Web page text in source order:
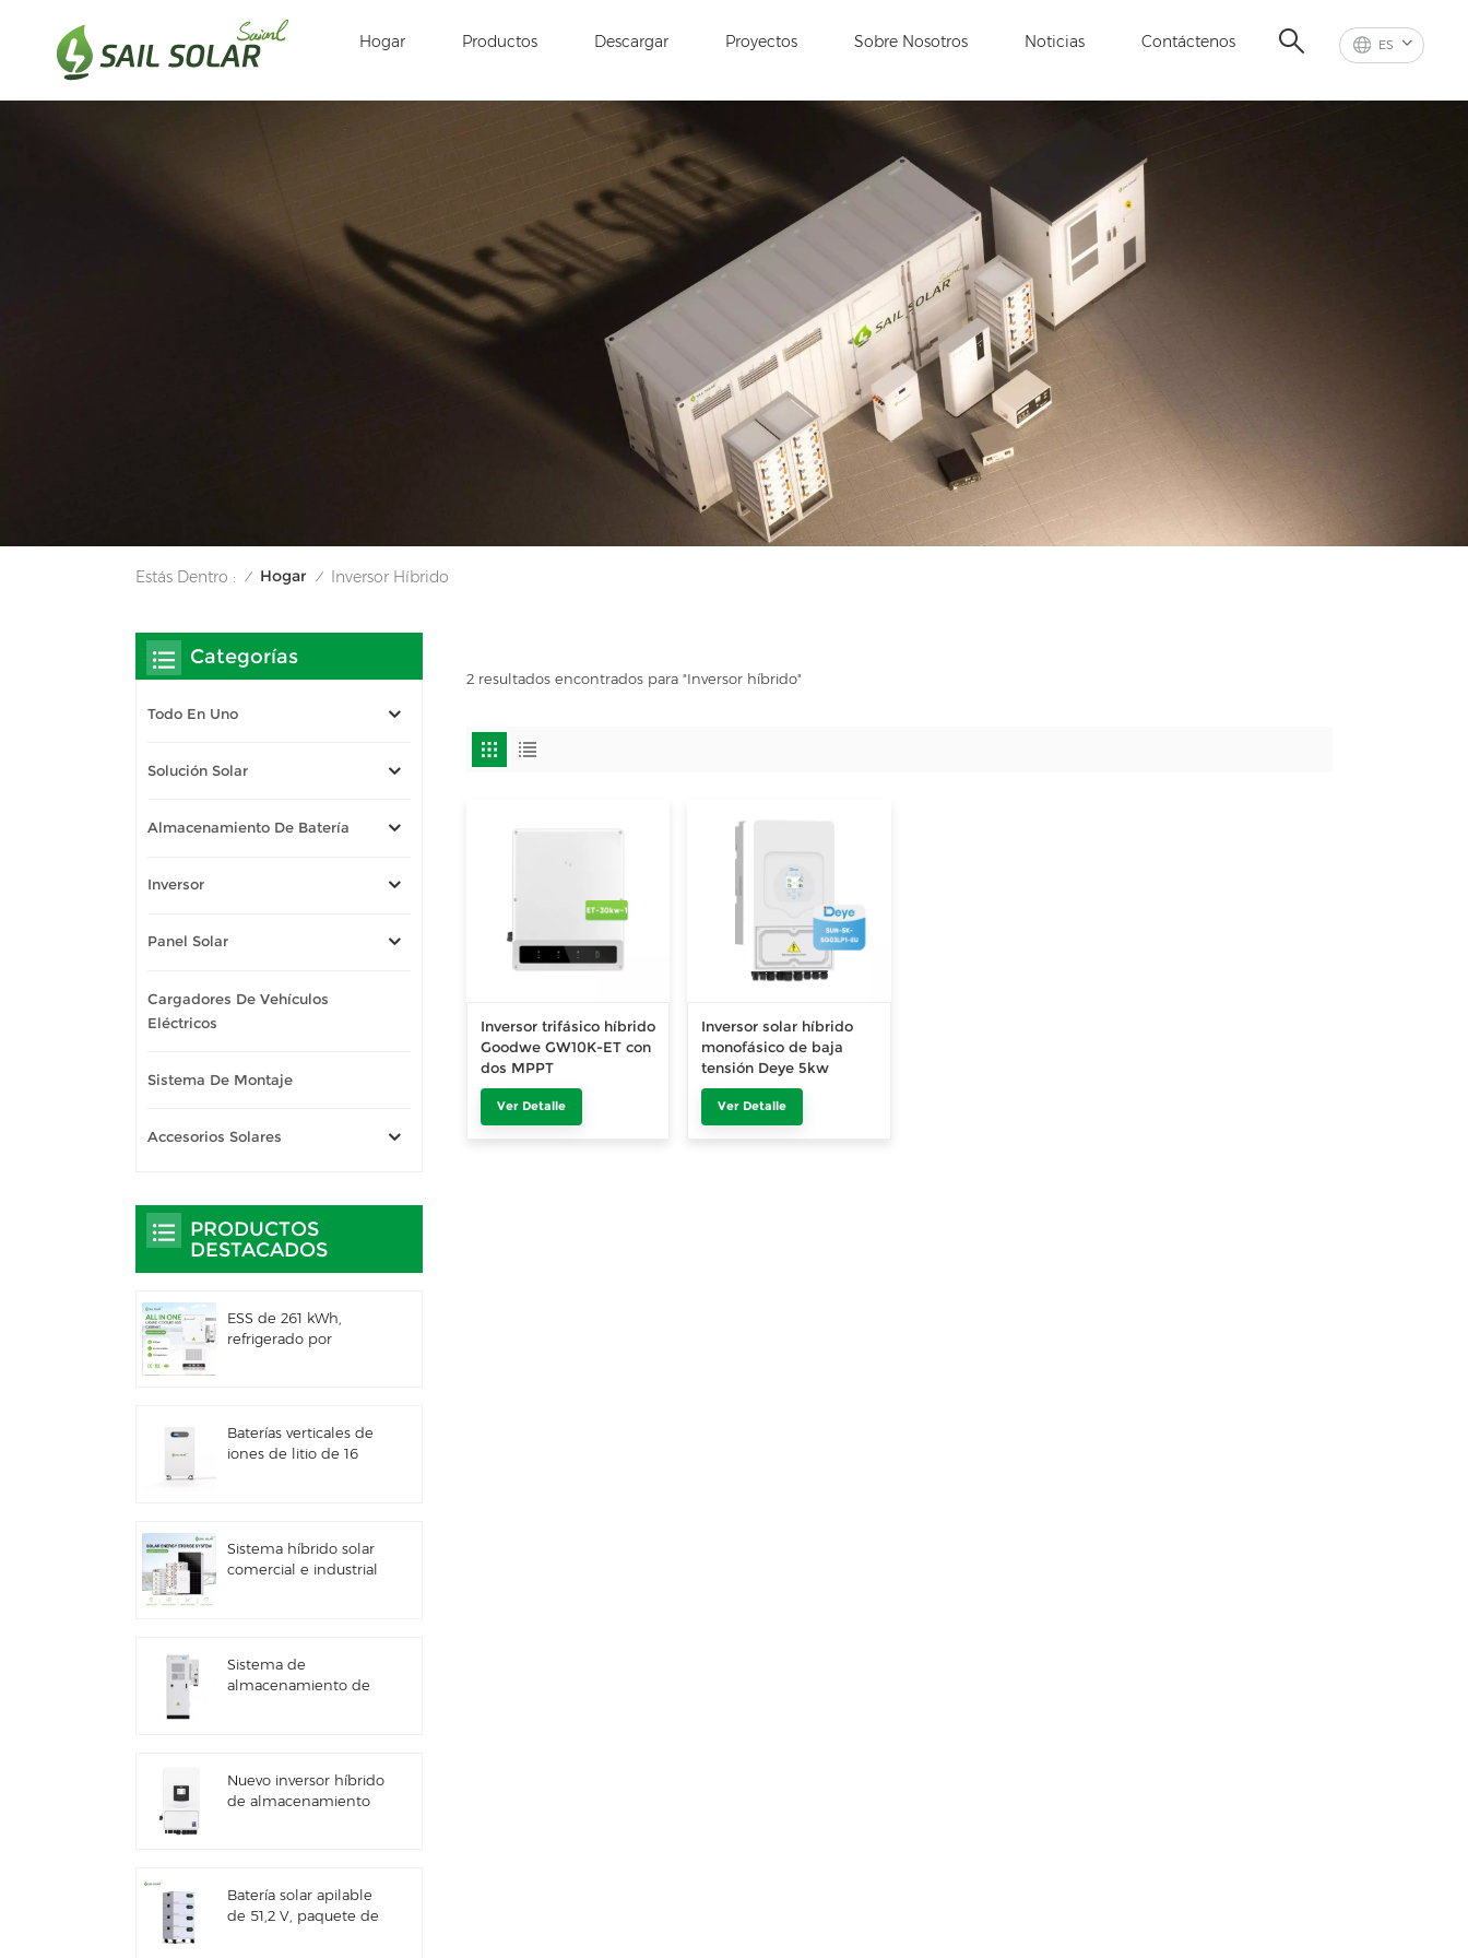
ES
Hogar Productos Descargar Proyectos Sobre Nosotros Noticias Contáctenos
Estás Dentro : / Hogar / Inversor Híbrido
2 resultados encontrados para "Inversor híbrido"
Inversor trifásico híbrido
Goodwe GW10K-ET con
dos MPPT
Ver Detalle
Inversor solar híbrido
monofásico de baja
tensión Deye 5kw
Ver Detalle
Categorías
Todo En Uno
Solución Solar
Almacenamiento De Batería
Inversor
Panel Solar
Cargadores De Vehículos
Eléctricos
Sistema De Montaje
Accesorios Solares
PRODUCTOS
DESTACADOS
ESS de 261 kWh,
refrigerado por
Baterías verticales de
iones de litio de 16
Sistema híbrido solar
comercial e industrial
Sistema de
almacenamiento de
gabinete para baterías
de litio de 60 kWh,
Nuevo inversor híbrido
de almacenamiento
Batería solar apilable
de 51,2 V, paquete de